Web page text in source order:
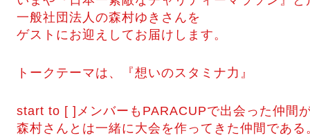
一般社団法人の森村ゆきさんを
ゲストにお迎えしてお届けします。
トークテーマは、『想いのスタミナ力』
start to [ ]メンバーもPARACUPで出会った仲間
森村さんとは一緒に大会を作ってきた仲間である